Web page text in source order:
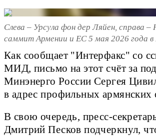
Слева – Урсула фон дер Ляйен, справа –
саммит Армении и ЕС 5 мая 2026 года в
Как сообщает "Интерфакс" со
МИД, письмо на этот счёт за
Минэнерго России Сергея
в адрес профильных армянских
В свою очередь, пресс-
Дмитрий Песков подчеркнул,